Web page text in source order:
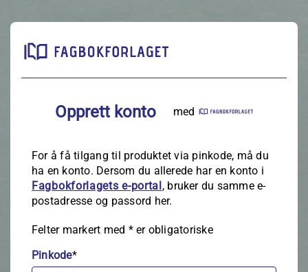
Opprett konto med
For å få tilgang til produktet via pinkode, må du
ha en konto. Dersom du allerede har en konto i
Fagbokforlagets e‑portal, bruker du samme e-
postadresse og passord her.
Felter markert med *er obligatoriske
Pinkode*